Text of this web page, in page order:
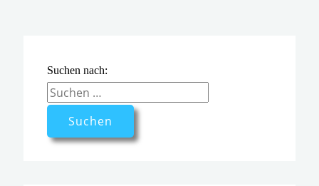
Suchen nach: